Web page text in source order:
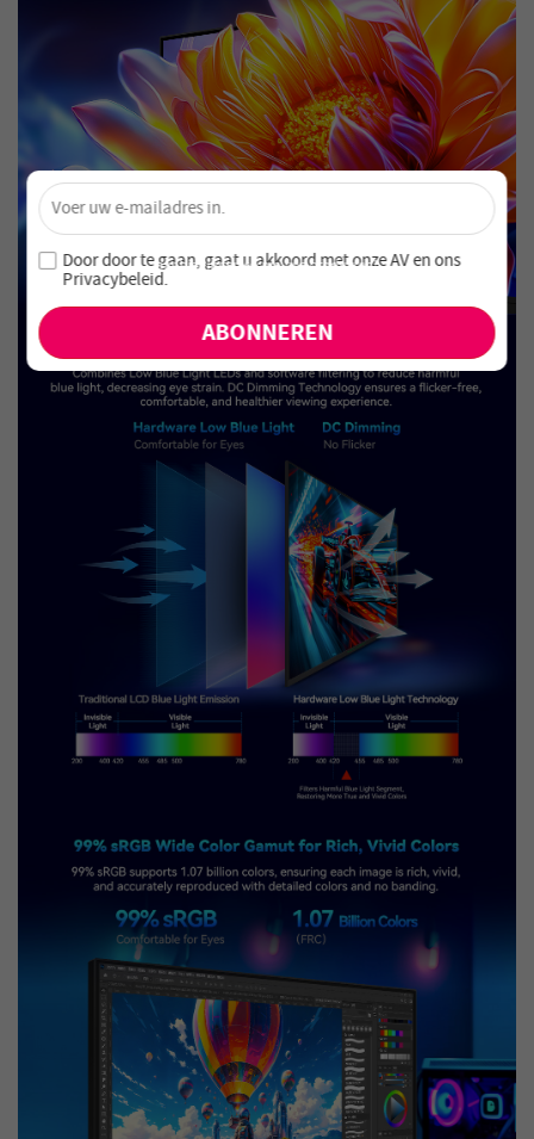
Ontgrendel 4% Korting – Schrijf je nu in!
Word lid van onze nieuwsbrief en mis nooit speciale
aanbiedingen en nieuwe producten!
×
Door door te gaan, gaat u akkoord met onzeAV enons
Privacybeleid.